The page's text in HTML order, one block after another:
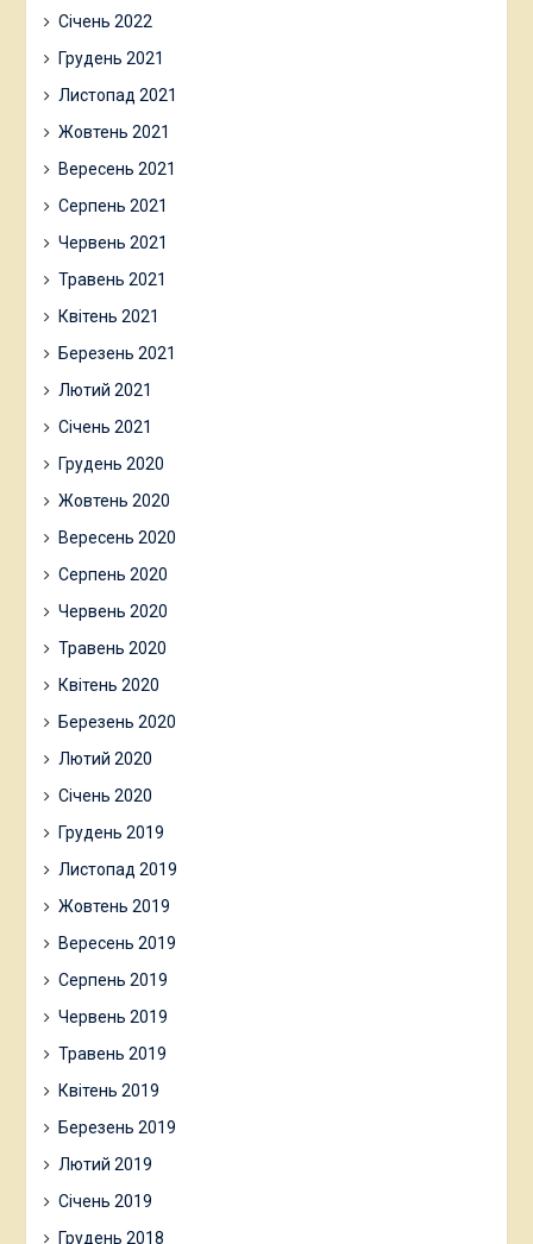
Січень 2022
Грудень 2021
Листопад 2021
Жовтень 2021
Вересень 2021
Серпень 2021
Червень 2021
Травень 2021
Квітень 2021
Березень 2021
Лютий 2021
Січень 2021
Грудень 2020
Жовтень 2020
Вересень 2020
Серпень 2020
Червень 2020
Травень 2020
Квітень 2020
Березень 2020
Лютий 2020
Січень 2020
Грудень 2019
Листопад 2019
Жовтень 2019
Вересень 2019
Серпень 2019
Червень 2019
Травень 2019
Квітень 2019
Березень 2019
Лютий 2019
Січень 2019
Грудень 2018